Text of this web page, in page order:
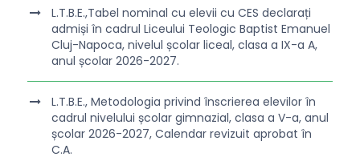
L.T.B.E.,Tabel nominal cu elevii cu CES declarați
admiși în cadrul Liceului Teologic Baptist Emanuel
Cluj-Napoca, nivelul școlar liceal, clasa a IX-a A,
anul școlar 2026-2027.
L.T.B.E., Metodologia privind înscrierea elevilor în
cadrul nivelului școlar gimnazial, clasa a V-a, anul
școlar 2026-2027, Calendar revizuit aprobat în
C.A.